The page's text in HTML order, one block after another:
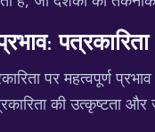
पर महत्वपूर्ण
की उत्कृष्टता और